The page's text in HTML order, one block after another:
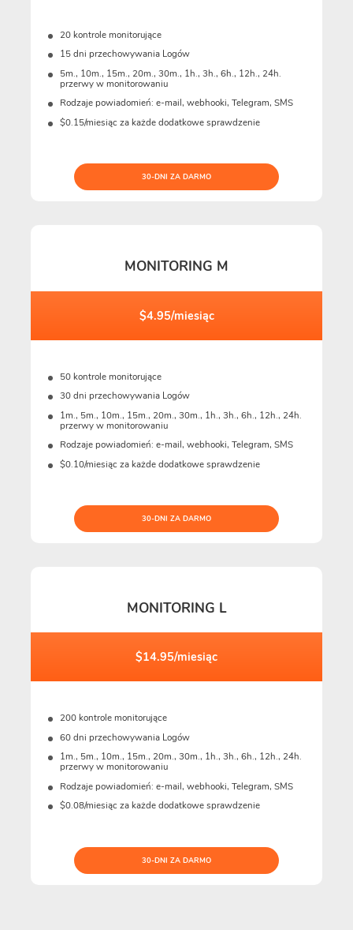
20 kontrole monitorujące
15 dni przechowywania Logów
5m., 10m., 15m., 20m., 30m., 1h., 3h., 6h., 12h., 24h.
przerwy w monitorowaniu
Rodzaje powiadomień: e-mail, webhooki, Telegram, SMS
$0.15/miesiąc za każde dodatkowe sprawdzenie
30-DNI ZA DARMO
MONITORING M
$4.95/miesiąc
50 kontrole monitorujące
30 dni przechowywania Logów
1m., 5m., 10m., 15m., 20m., 30m., 1h., 3h., 6h., 12h., 24h.
przerwy w monitorowaniu
Rodzaje powiadomień: e-mail, webhooki, Telegram, SMS
$0.10/miesiąc za każde dodatkowe sprawdzenie
30-DNI ZA DARMO
MONITORING L
$14.95/miesiąc
200 kontrole monitorujące
60 dni przechowywania Logów
1m., 5m., 10m., 15m., 20m., 30m., 1h., 3h., 6h., 12h., 24h.
przerwy w monitorowaniu
Rodzaje powiadomień: e-mail, webhooki, Telegram, SMS
$0.08/miesiąc za każde dodatkowe sprawdzenie
30-DNI ZA DARMO